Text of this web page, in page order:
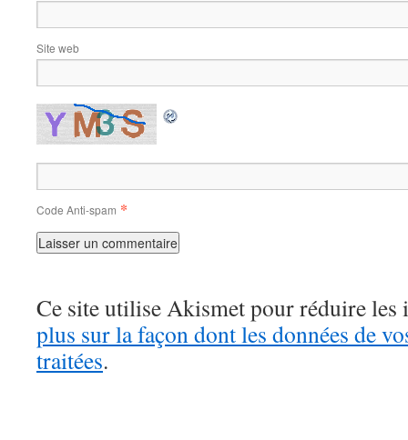
Site web
Code Anti-spam *
Ce site utilise Akismet pour réduire les
plus sur la façon dont les données de
traitées.